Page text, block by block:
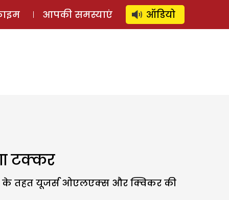
लॉग इन ⚲ SUBSCRIBE
आपकी समस्याएं ऑडियो
टक्कर
के तहत यूजर्स ओएलएक्स और क्विकर की